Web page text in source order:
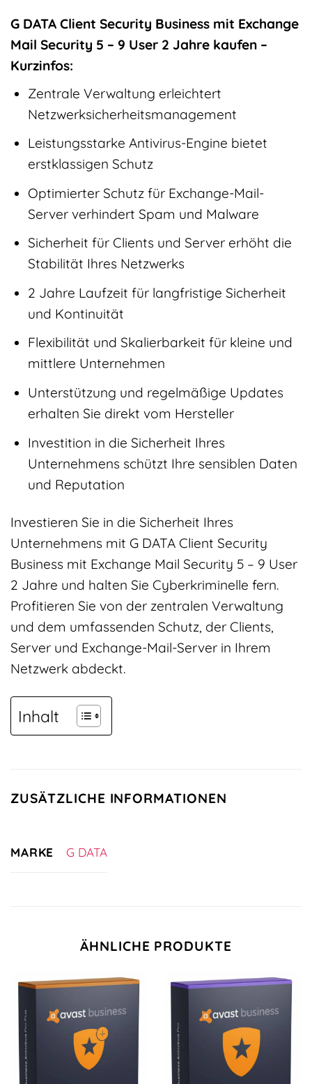
G DATA Client Security Business mit Exchange
Mail Security 5 – 9 User 2 Jahre kaufen –
Kurzinfos:
Zentrale Verwaltung erleichtert
Netzwerksicherheitsmanagement
Leistungsstarke Antivirus-Engine bietet
erstklassigen Schutz
Optimierter Schutz für Exchange-Mail-
Server verhindert Spam und Malware
Sicherheit für Clients und Server erhöht die
Stabilität Ihres Netzwerks
2 Jahre Laufzeit für langfristige Sicherheit
und Kontinuität
Flexibilität und Skalierbarkeit für kleine und
mittlere Unternehmen
Unterstützung und regelmäßige Updates
erhalten Sie direkt vom Hersteller
Investition in die Sicherheit Ihres
Unternehmens schützt Ihre sensiblen Daten
und Reputation
Investieren Sie in die Sicherheit Ihres
Unternehmens mit G DATA Client Security
Business mit Exchange Mail Security 5 – 9 User
2 Jahre und halten Sie Cyberkriminelle fern.
Profitieren Sie von der zentralen Verwaltung
und dem umfassenden Schutz, der Clients,
Server und Exchange-Mail-Server in Ihrem
Netzwerk abdeckt.
Inhalt
ZUSÄTZLICHE INFORMATIONEN
MARKE G DATA
ÄHNLICHE PRODUKTE